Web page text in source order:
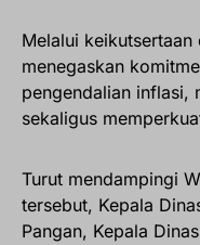
Melalui
menegaskan
pengendalian inflasi,
sekaligus
Turut mendampingi
tersebut, Kepala
Pangan, Kepala